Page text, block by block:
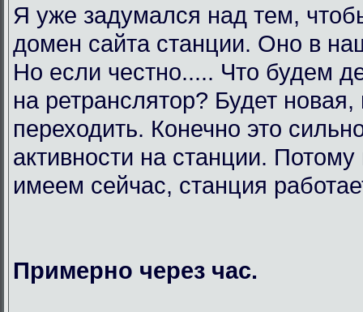
Я уже задумался над тем,
домен сайта станции. Оно в
Но если честно..... Что будем
на ретранслятор? Будет
переходить. Конечно это
активности на станции. Потому
имеем сейчас, станция
Примерно через час.